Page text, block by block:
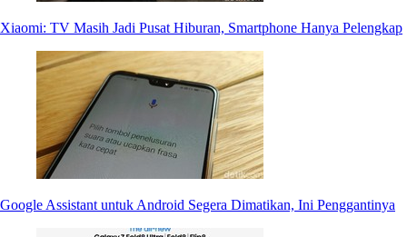
Xiaomi: TV Masih Jadi Pusat Hiburan, Smartphone Hanya Pelengkap
Google Assistant untuk Android Segera Dimatikan, Ini Penggantinya